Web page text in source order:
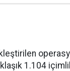
1.104